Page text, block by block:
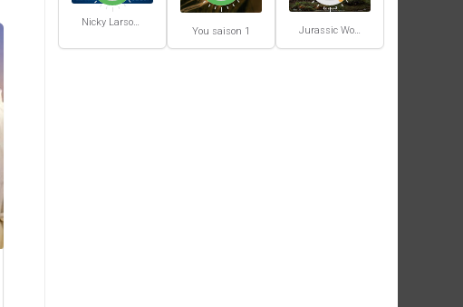
Nicky Larson et le parfum de Cupidon
You saison 1 Jurassic World: Fallen Kingdom